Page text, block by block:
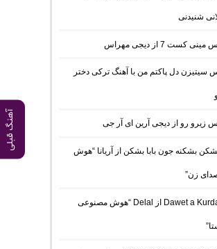
آهنگ قبلی
شنیدنی
کست 7 از دیجی مهراس
سیتیزن دل پاکتم من با آهنگ ترکی دختر
زیرو رو از دیجی آرین ای آر جی
بشکنه جون بابا بشکن از آریانا “هوش
زن”
دانلود آهنگ Dawet a Kurda از Delal “هوش مصنوعی